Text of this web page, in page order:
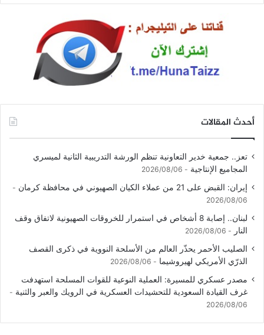
أحدث المقالات
تعز.. جمعية خدير التعاونية تنظم الورشة التدريبية الثانية لميسري
المجاميع الإنتاجية
2026/08/06
إيران: القبض على 21 من عملاء الكيان الصهيوني في محافظة كرمان
2026/08/06
لبنان.. إصابة 8 أشخاص في استمرار للخروقات الصهيونية لاتفاق وقف
النار
2026/08/06
الصليب الأحمر يحذّر العالم من الأسلحة النووية في ذكرى القصف
الذرّي الأمريكي لهيروشيما
2026/08/06
مصدر عسكري للمسيرة: العملية النوعية للقوات المسلحة استهدفت
غرف القيادة السعودية للتحشيدات العسكرية في الرويك والعبر والثنية
2026/08/06